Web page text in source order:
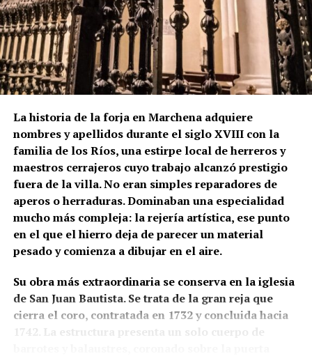
La lectura de los muros permite plantear que el
actual campanario se levantó sobre una torre
anterior, probablemente medieval. Los dos arcos
aparentemente tapiados visibles bajo el friso
cerámico podrían ser una de las huellas de aquella
fase primitiva, aunque esta hipótesis no debe
presentarse como definitiva mientras no exista una
comprobación arqueológica del paramento.
La formulación histórica más rigurosa sería, por
tanto, que Hernán Ruiz II inspeccionó la torre de San
Juan en 1567 y pudo intervenir en el proyecto de su
transformación, mientras que Diego de Velasco
aparece relacionado con la ejecución o culminación
del chapitel y del campanario durante las últimas
décadas del siglo XVI.
La torre que hoy vemos no pertenece a un único
momento ni a un solo autor. Es una arquitectura
construida por capas: una base de origen medieval,
La historia de la forja en Marchena adquiere
nombres y apellidos durante el siglo XVIII con la
familia de los Ríos, una estirpe local de herreros y
maestros cerrajeros cuyo trabajo alcanzó prestigio
fuera de la villa. No eran simples reparadores de
aperos o herraduras. Dominaban una especialidad
mucho más compleja: la rejería artística, ese punto
en el que el hierro deja de parecer un material
pesado y comienza a dibujar en el aire.
Su obra más extraordinaria se conserva en la iglesia
de San Juan Bautista. Se trata de la gran reja que
cierra el coro, contratada en 1732 y concluida hacia
1742. La estructura presenta un solo cuerpo de